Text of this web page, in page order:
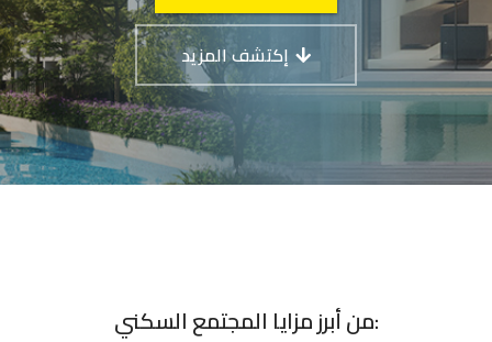
إكتشف المزيد
من أبرز مزايا المجتمع السكني: